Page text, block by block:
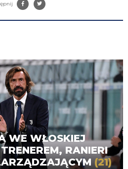
WE WŁOSKIEJ
RANIERI
(21)